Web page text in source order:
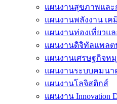
แผนงานสุขภาพและ
แผนงานพลังงาน เ
แผนงานท่องเที่ยวแ
แผนงานดิจิทัลแพลต
แผนงานเศรษฐกิจห
แผนงานระบบคมน
แผนงานโลจิสติกส์
แผนงาน Innovation